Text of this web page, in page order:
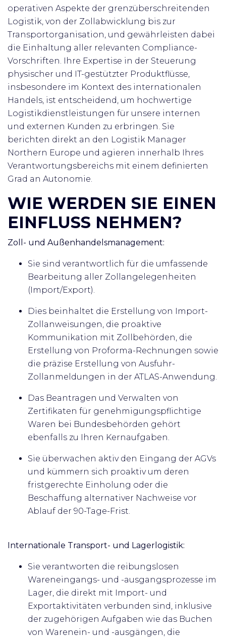
operativen Aspekte der grenzüberschreitenden
Logistik, von der Zollabwicklung bis zur
Transportorganisation, und gewährleisten dabei
die Einhaltung aller relevanten Compliance-
Vorschriften. Ihre Expertise in der Steuerung
physischer und IT-gestützter Produktflüsse,
insbesondere im Kontext des internationalen
Handels, ist entscheidend, um hochwertige
Logistikdienstleistungen für unsere internen
und externen Kunden zu erbringen. Sie
berichten direkt an den Logistik Manager
Northern Europe und agieren innerhalb Ihres
Verantwortungsbereichs mit einem definierten
Grad an Autonomie.
WIE WERDEN SIE EINEN
EINFLUSS NEHMEN?
Zoll- und Außenhandelsmanagement:
Sie sind verantwortlich für die umfassende
Bearbeitung aller Zollangelegenheiten
(Import/Export).
Dies beinhaltet die Erstellung von Import-
Zollanweisungen, die proaktive
Kommunikation mit Zollbehörden, die
Erstellung von Proforma-Rechnungen sowie
die präzise Erstellung von Ausfuhr-
Zollanmeldungen in der ATLAS-Anwendung.
Das Beantragen und Verwalten von
Zertifikaten für genehmigungspflichtige
Waren bei Bundesbehörden gehört
ebenfalls zu Ihren Kernaufgaben.
Sie überwachen aktiv den Eingang der AGVs
und kümmern sich proaktiv um deren
fristgerechte Einholung oder die
Beschaffung alternativer Nachweise vor
Ablauf der 90-Tage-Frist.
Internationale Transport- und Lagerlogistik:
Sie verantworten die reibungslosen
Wareneingangs- und -ausgangsprozesse im
Lager, die direkt mit Import- und
Exportaktivitäten verbunden sind, inklusive
der zugehörigen Aufgaben wie das Buchen
von Warenein- und -ausgängen, die